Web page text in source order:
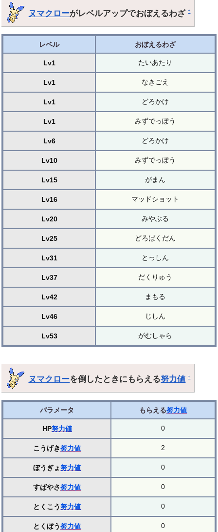
ヌマクローがレベルアップでおぼえるわざ†
レベル おぼえるわざ
Lv1 たいあたり
Lv1 なきごえ
Lv1 どろかけ
Lv1 みずでっぽう
Lv6 どろかけ
Lv10 みずでっぽう
Lv15 がまん
Lv16 マッドショット
Lv20 みやぶる
Lv25 どろばくだん
Lv31 とっしん
Lv37 だくりゅう
Lv42 まもる
Lv46 じしん
Lv53 がむしゃら
ヌマクローを倒したときにもらえる努力値 †
パラメータ もらえる努力値
HP努力値 0
こうげき努力値 2
ぼうぎょ努力値 0
すばやさ努力値 0
とくこう努力値 0
とくぼう努力値 0